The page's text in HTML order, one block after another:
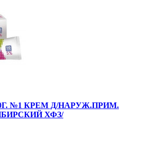
№1 КРЕМ Д/НАРУЖ.ПРИМ.
ХФЗ/